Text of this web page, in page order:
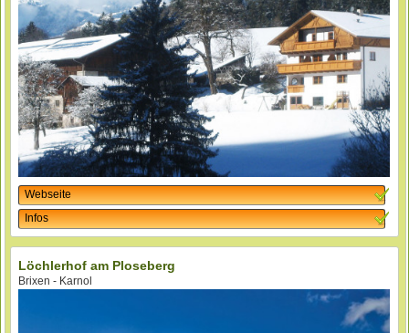
Webseite
Infos
Löchlerhof am Ploseberg
Brixen - Karnol